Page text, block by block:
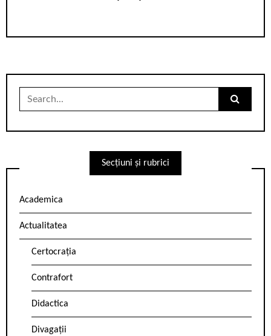
Search
Secțiuni și rubrici
Academica
Actualitatea
Certocrația
Contrafort
Didactica
Divagații